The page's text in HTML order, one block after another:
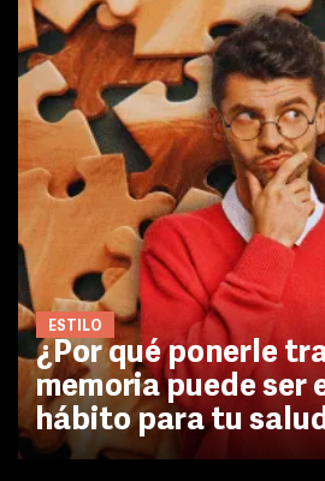
ESTILO
¿Por qué ponerle
memoria puede ser
hábito para tu